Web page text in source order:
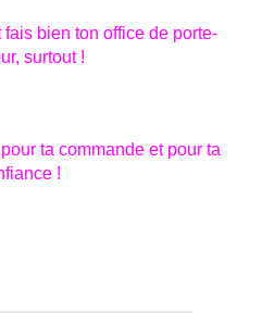
bien ton office de porte-
surtout !
pour ta commande et pour ta
!